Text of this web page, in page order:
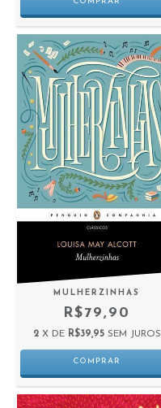
MULHERZINHAS
R$79,90
2 X DE R$39,95 SEM JUROS